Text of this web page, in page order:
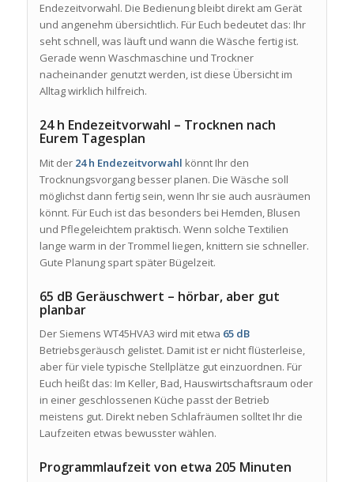
Endezeitvorwahl. Die Bedienung bleibt direkt am Gerät
und angenehm übersichtlich. Für Euch bedeutet das: Ihr
seht schnell, was läuft und wann die Wäsche fertig ist.
Gerade wenn Waschmaschine und Trockner
nacheinander genutzt werden, ist diese Übersicht im
Alltag wirklich hilfreich.
24 h Endezeitvorwahl – Trocknen nach
Eurem Tagesplan
Mit der 24 h Endezeitvorwahl könnt Ihr den
Trocknungsvorgang besser planen. Die Wäsche soll
möglichst dann fertig sein, wenn Ihr sie auch ausräumen
könnt. Für Euch ist das besonders bei Hemden, Blusen
und Pflegeleichtem praktisch. Wenn solche Textilien
lange warm in der Trommel liegen, knittern sie schneller.
Gute Planung spart später Bügelzeit.
65 dB Geräuschwert – hörbar, aber gut
planbar
Der Siemens WT45HVA3 wird mit etwa 65 dB
Betriebsgeräusch gelistet. Damit ist er nicht flüsterleise,
aber für viele typische Stellplätze gut einzuordnen. Für
Euch heißt das: Im Keller, Bad, Hauswirtschaftsraum oder
in einer geschlossenen Küche passt der Betrieb
meistens gut. Direkt neben Schlafräumen solltet Ihr die
Laufzeiten etwas bewusster wählen.
Programmlaufzeit von etwa 205 Minuten